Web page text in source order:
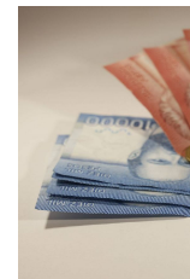
NTV
ACTUALIDAD Y
CORPORATIVO Y
CANAL DE